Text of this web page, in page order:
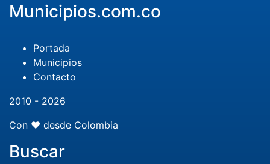
Municipios.com.co
Portada
Municipios
Contacto
2010 - 2026
Con ❤️ desde Colombia
Buscar